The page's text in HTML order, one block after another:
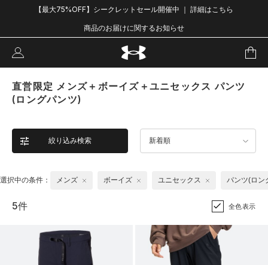
【最大75%OFF】シークレットセール開催中 ｜ 詳細はこちら
商品のお届けに関するお知らせ
直営限定 メンズ＋ボーイズ＋ユニセックス パンツ
(ロングパンツ)
絞り込み検索 新着順
選択中の条件： メンズ ボーイズ ユニセックス パンツ(ロン
5件 全色表示